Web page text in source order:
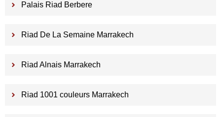
Palais Riad Berbere
Riad De La Semaine Marrakech
Riad Alnais Marrakech
Riad 1001 couleurs Marrakech